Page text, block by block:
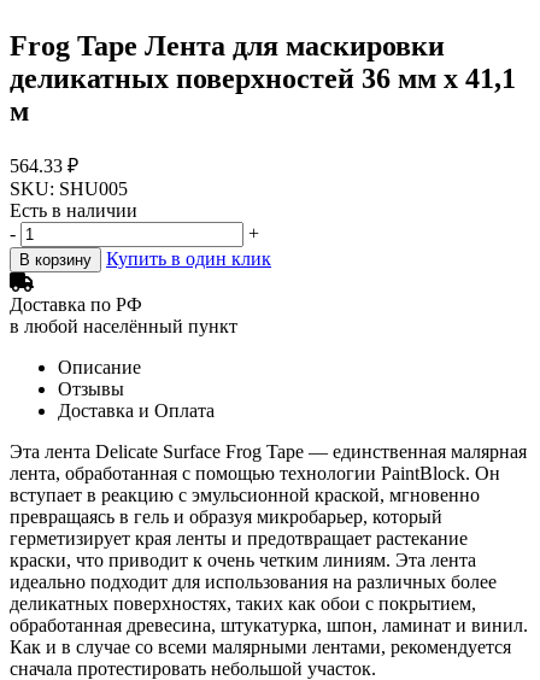
Frog Tape Лента для маскировки
деликатных поверхностей 36 мм x 41,1
м
564.33 ₽
SKU: SHU005
Есть в наличии
-
+
В корзину Купить в один клик
Доставка по РФ
в любой населённый пункт
Описание
Отзывы
Доставка и Оплата
Эта лента Delicate Surface Frog Tape — единственная малярная
лента, обработанная с помощью технологии PaintBlock. Он
вступает в реакцию с эмульсионной краской, мгновенно
превращаясь в гель и образуя микробарьер, который
герметизирует края ленты и предотвращает растекание
краски, что приводит к очень четким линиям. Эта лента
идеально подходит для использования на различных более
деликатных поверхностях, таких как обои с покрытием,
обработанная древесина, штукатурка, шпон, ламинат и винил.
Как и в случае со всеми малярными лентами, рекомендуется
сначала протестировать небольшой участок.